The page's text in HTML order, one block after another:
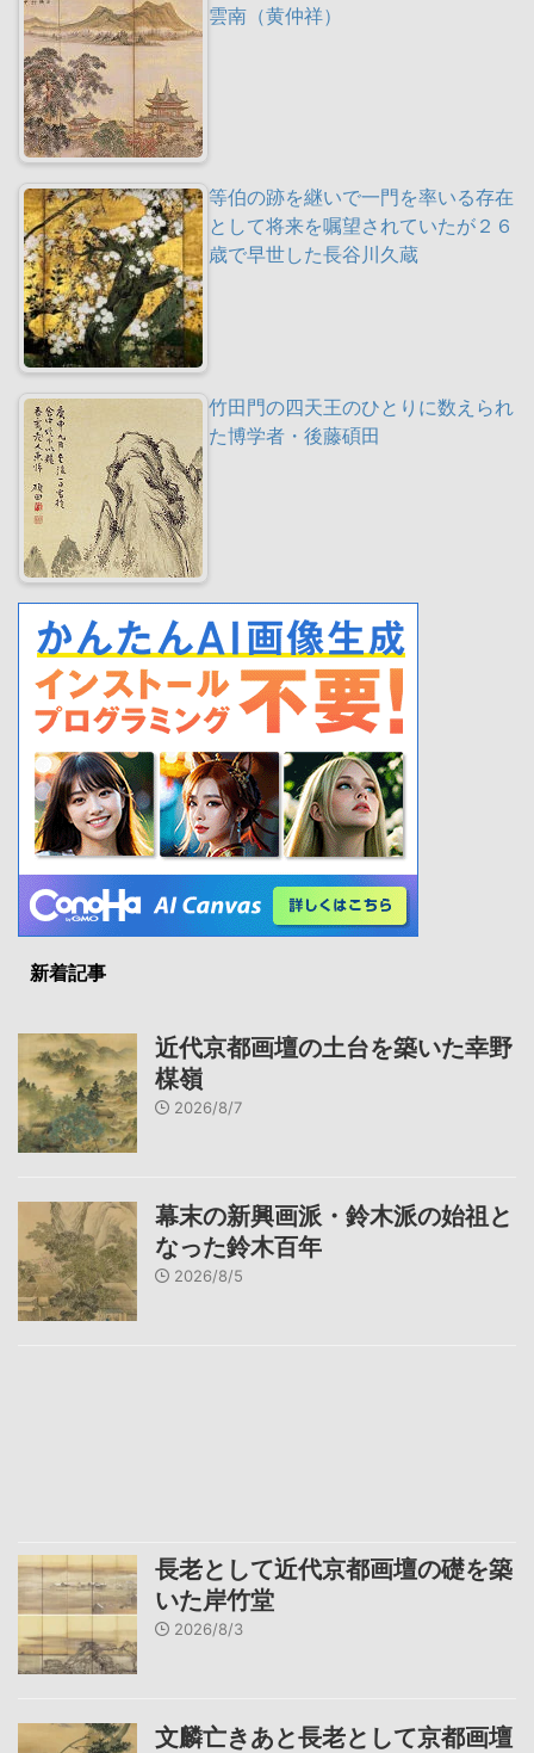
雲南（黄仲祥）
等伯の跡を継いで一門を率いる存在
として将来を嘱望されていたが２６
歳で早世した長谷川久蔵
竹田門の四天王のひとりに数えられ
た博学者・後藤碩田
新着記事
近代京都画壇の土台を築いた幸野
楳嶺
2026/8/7
幕末の新興画派・鈴木派の始祖と
なった鈴木百年
2026/8/5
長老として近代京都画壇の礎を築
いた岸竹堂
2026/8/3
文麟亡きあと長老として京都画壇